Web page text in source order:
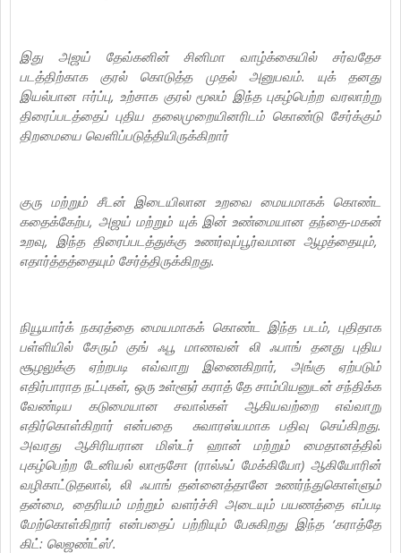
இது அஜய் தேவ்கனின் சினிமா வாழ்க்கையில் சர்வதேச
படத்திற்காக குரல் கொடுத்த முதல் அனுபவம். யுக் தனது
இயல்பான ஈர்ப்பு, உற்சாக குரல் மூலம் இந்த புகழ்பெற்ற வரலாற்று
திரைப்படத்தைப் புதிய தலைமுறையினரிடம் கொண்டு சேர்க்கும்
திறமையை வெளிப்படுத்தியிருக்கிறார்
குரு மற்றும் சீடன் இடையிலான உறவை மையமாகக் கொண்ட
கதைக்கேற்ப, அஜய் மற்றும் யுக் இன் உண்மையான தந்தை-மகன்
உறவு, இந்த திரைப்படத்துக்கு உணர்வுப்பூர்வமான ஆழத்தையும்,
எதார்த்தத்தையும் சேர்த்திருக்கிறது.
நியூயார்க் நகரத்தை மையமாகக் கொண்ட இந்த படம், புதிதாக
பள்ளியில் சேரும் குங் ஃபூ மாணவன் லி ஃபாங் தனது புதிய
சூழலுக்கு ஏற்றபடி எவ்வாறு இணைகிறார், அங்கு ஏற்படும்
எதிர்பாராத நட்புகள், ஒரு உள்ளூர் கராத் தே சாம்பியனுடன் சந்திக்க
வேண்டிய கடுமையான சவால்கள் ஆகியவற்றை எவ்வாறு
எதிர்கொள்கிறார் என்பதை சுவாரஸ்யமாக பதிவு செய்கிறது.
அவரது ஆசிரியரான மிஸ்டர் ஹான் மற்றும் மைதானத்தில்
புகழ்பெற்ற டேனியல் லாரூசோ (ரால்ஃப் மேக்கியோ) ஆகியோரின்
வழிகாட்டுதலால், லி ஃபாங் தன்னைத்தானே உணர்ந்துகொள்ளும்
தன்மை, தைரியம் மற்றும் வளர்ச்சி அடையும் பயணத்தை எப்படி
மேற்கொள்கிறார் என்பதைப் பற்றியும் பேசுகிறது இந்த ‘கராத்தே
கிட்: லெஜண்ட்ஸ்’.